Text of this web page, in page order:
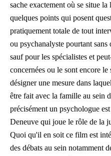
sache exactement où se situe
quelques points qui posent
pratiquement totale de tout
ou psychanalyste pourtant
sauf pour les spécialistes et
concernées ou le sont encore
désigner une mesure dans
être fait avec la famille au sein
précisément un psychologue
Deneuve qui joue le rôle de la
Quoi qu'il en soit ce film est
des débats au sein notamment